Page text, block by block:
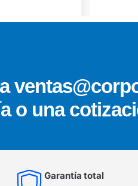
o una
Garantía total